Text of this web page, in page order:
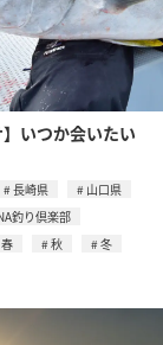
】いつか会いたい
長崎県
山口県
釣り倶楽部
春 秋
冬